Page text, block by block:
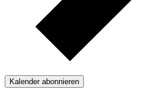
Kalender abonnieren